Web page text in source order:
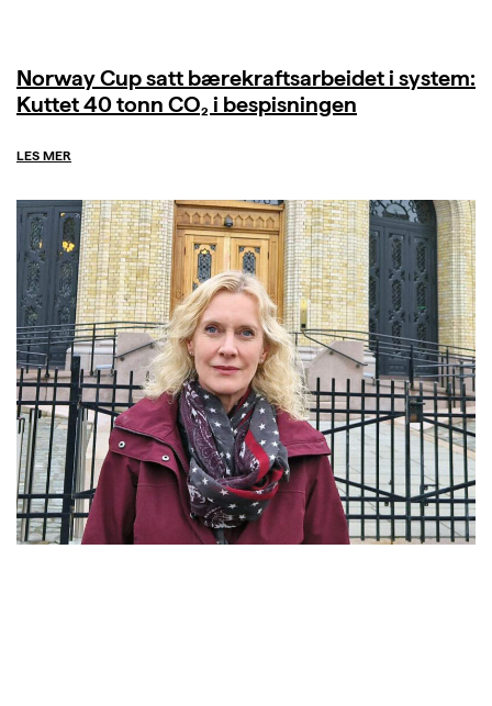
Norway Cup satt bærekraftsarbeidet i system:
Kuttet 40 tonn CO₂ i bespisningen
LES MER